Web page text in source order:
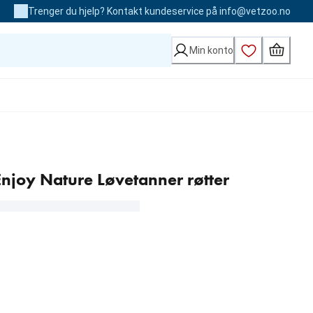
Trenger du hjelp? Kontakt kundeservice på info@vetzoo.no
Min konto
Nature Løvetanner røtter